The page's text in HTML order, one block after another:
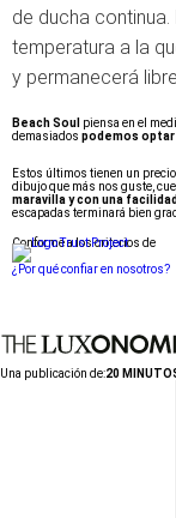
de ducha
temperatura a la
y permanecerá
Beach Soul piensa en el
demasiados podemos
Estos últimos tienen un
dibujo que más nos guste,
maravilla y con una
escapadas terminará bien
Conforme a los criterios de
¿Por qué confiar en nosotros?
Una publicación de:20